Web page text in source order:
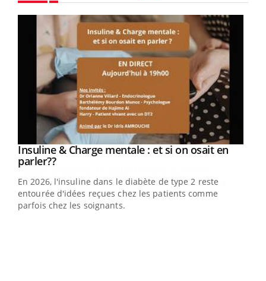
Youtube
Insuline & Charge mentale : et si on osait en
parler??Youtube
En 2026, l'insuline dans le diabète de type 2 reste
entourée d'idées reçues chez les patients comme
parfois chez les soignants.